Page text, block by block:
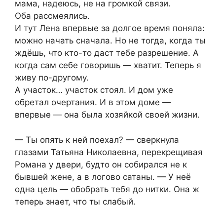
мама, надеюсь, не на громкой связи.
Оба рассмеялись.
И тут Лена впервые за долгое время поняла:
можно начать сначала. Но не тогда, когда ты
ждёшь, что кто-то даст тебе разрешение. А
когда сам себе говоришь — хватит. Теперь я
живу по-другому.
А участок… участок стоял. И дом уже
обретал очертания. И в этом доме —
впервые — она была хозяйкой своей жизни.
— Ты опять к ней поехал? — сверкнула
глазами Татьяна Николаевна, перекрещивая
Романа у двери, будто он собирался не к
бывшей жене, а в логово сатаны. — У неё
одна цель — обобрать тебя до нитки. Она ж
теперь знает, что ты слабый.